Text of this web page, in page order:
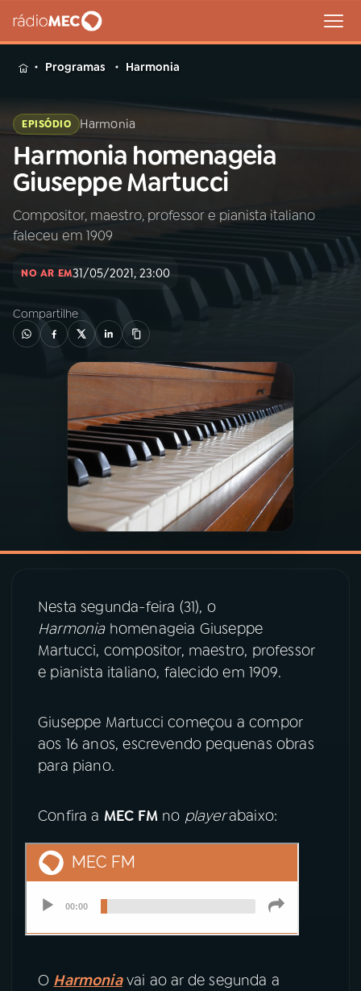
MENU
Buscar
na
Rádio
MEC
Buscar
Início
02A RÁDIO
PROGRAMAÇÃO
PROGRAMAS
PODCASTS
07 ÚLTIMAS
08PRÊMIO RÁDIO MEC
ACOMPANHE A RÁDIO MEC
YouTube
Programas Harmonia
EPISÓDIO Harmonia
Harmonia homenageia
Giuseppe Martucci
Compositor, maestro, professor e pianista italiano
faleceu em 1909
NO AR EM31/05/2021, 23:00
Compartilhe
Nesta segunda-feira (31), o
Harmoniahomenageia Giuseppe
Martucci, compositor, maestro, professor
e pianista italiano, falecido em 1909.
Giuseppe Martucci começou a compor
aos 16 anos, escrevendo pequenas obras
para piano.
Confira a MEC FMno playerabaixo:
O Harmoniavai ao ar de segunda a